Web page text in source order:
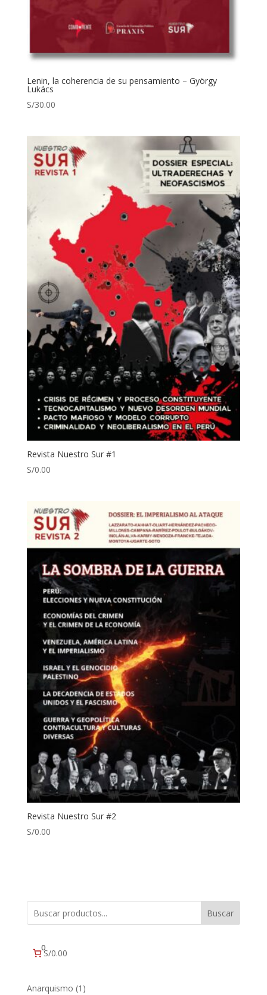
Lenin, la coherencia de su pensamiento – György
Lukács
S/30.00
Revista Nuestro Sur #1
S/0.00
Revista Nuestro Sur #2
S/0.00
Buscar
0S/0.00
Anarquismo 1 1